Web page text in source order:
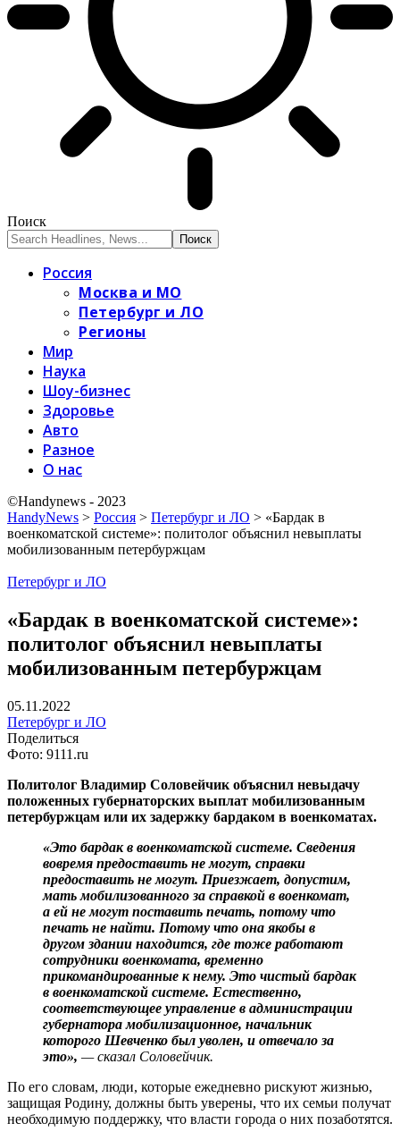
Поиск
Россия
Москва и МО
Петербург и ЛО
Регионы
Мир
Наука
Шоу-бизнес
Здоровье
Авто
Разное
О нас
©Handynews - 2023
HandyNews > Россия > Петербург и ЛО > «Бардак в
военкоматской системе»: политолог объяснил невыплаты
мобилизованным петербуржцам
Петербург и ЛО
«Бардак в военкоматской системе»:
политолог объяснил невыплаты
мобилизованным петербуржцам
05.11.2022
Петербург и ЛО
Поделиться
Фото: 9111.ru
Политолог Владимир Соловейчик объяснил невыдачу
положенных губернаторских выплат мобилизованным
петербуржцам или их задержку бардаком в военкоматах.
«Это бардак в военкоматской системе. Сведения
вовремя предоставить не могут, справки
предоставить не могут. Приезжает, допустим,
мать мобилизованного за справкой в военкомат,
а ей не могут поставить печать, потому что
печать не найти. Потому что она якобы в
другом здании находится, где тоже работают
сотрудники военкомата, временно
прикомандированные к нему. Это чистый бардак
в военкоматской системе. Естественно,
соответствующее управление в администрации
губернатора мобилизационное, начальник
которого Шевченко был уволен, и отвечало за
это», — сказал Соловейчик.
По его словам, люди, которые ежедневно рискуют жизнью,
защищая Родину, должны быть уверены, что их семьи получат
необходимую поддержку, что власти города о них позаботятся.